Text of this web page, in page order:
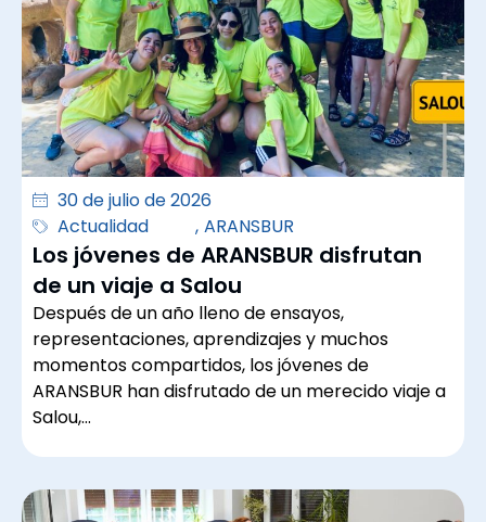
30 de julio de 2026
Actualidad
, ARANSBUR
Los jóvenes de ARANSBUR disfrutan
de un viaje a Salou
Después de un año lleno de ensayos,
representaciones, aprendizajes y muchos
momentos compartidos, los jóvenes de
ARANSBUR han disfrutado de un merecido viaje a
Salou,…